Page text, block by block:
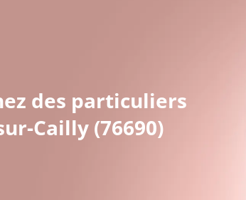
des particuliers
Cailly (76690)